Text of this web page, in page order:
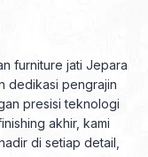
furniture jati Jepara
dedikasi pengrajin
presisi teknologi
akhir, kami
di setiap detail,